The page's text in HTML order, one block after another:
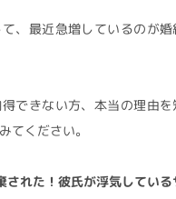
、最近急増しているのが婚
できない方、本当の理由を
てください。
れた！彼氏が浮気している